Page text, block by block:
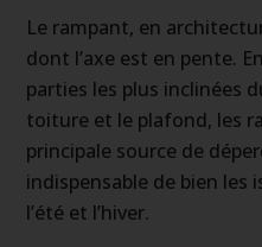
Le rampant, en
dont l’axe est en pente.
parties les plus inclinées
toiture et le plafond, les
principale source de
indispensable de bien les
l’été et l’hiver.